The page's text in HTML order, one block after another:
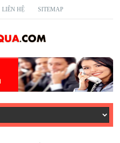
LIÊN HỆ SITEMAP